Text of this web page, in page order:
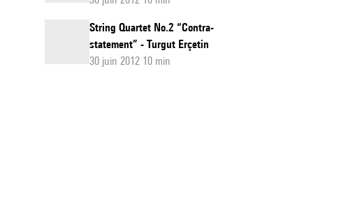
String Quartet No.2 “Contra-
statement” - Turgut Erçetin
30 juin 2012 10 min